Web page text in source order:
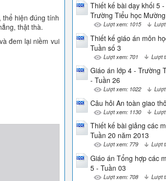
hiện đúng tính
thật thà.
đem lại niềm vui
Thiết kế bài dạy khối 5
Trường Tiểu học
Lượt xem: 1015
Thiết kế giáo án môn
Tuần số 3
Lượt xem: 701 Lượt
Giáo án lớp 4 - Trường
- Tuần 26
Lượt xem: 1022
Câu hỏi An toàn giao
Lượt xem: 1130
Thiết kế bài giảng các
Tuần 20 năm 2013
Lượt xem: 779 Lượt
Giáo án Tổng hợp các
5 - Tuần 03
Lượt xem: 708 Lượt